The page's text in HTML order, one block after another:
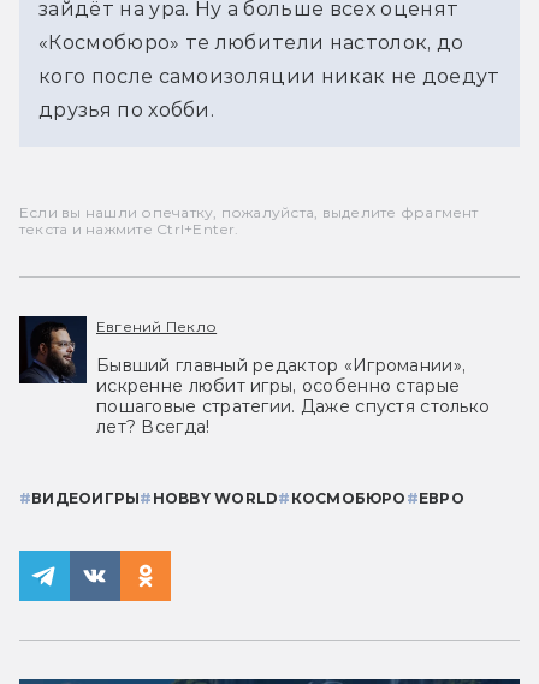
зайдёт на ура. Ну а больше всех оценят
«Космобюро» те любители настолок, до
кого после самоизоляции никак не доедут
друзья по хобби.
Если вы нашли опечатку, пожалуйста, выделите фрагмент
текста и нажмите Ctrl+Enter.
Евгений Пекло
Бывший главный редактор «Игромании»,
искренне любит игры, особенно старые
пошаговые стратегии. Даже спустя столько
лет? Всегда!
#ВИДЕОИГРЫ# HOBBY WORLD# КОСМОБЮРО #ЕВРО